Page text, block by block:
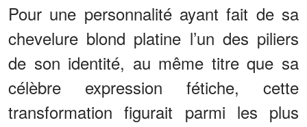
Pour une personnalité ayant fait de sa
chevelure blond platine l’un des piliers
de son identité, au même titre que sa
célèbre expression fétiche, cette
transformation figurait parmi les plus